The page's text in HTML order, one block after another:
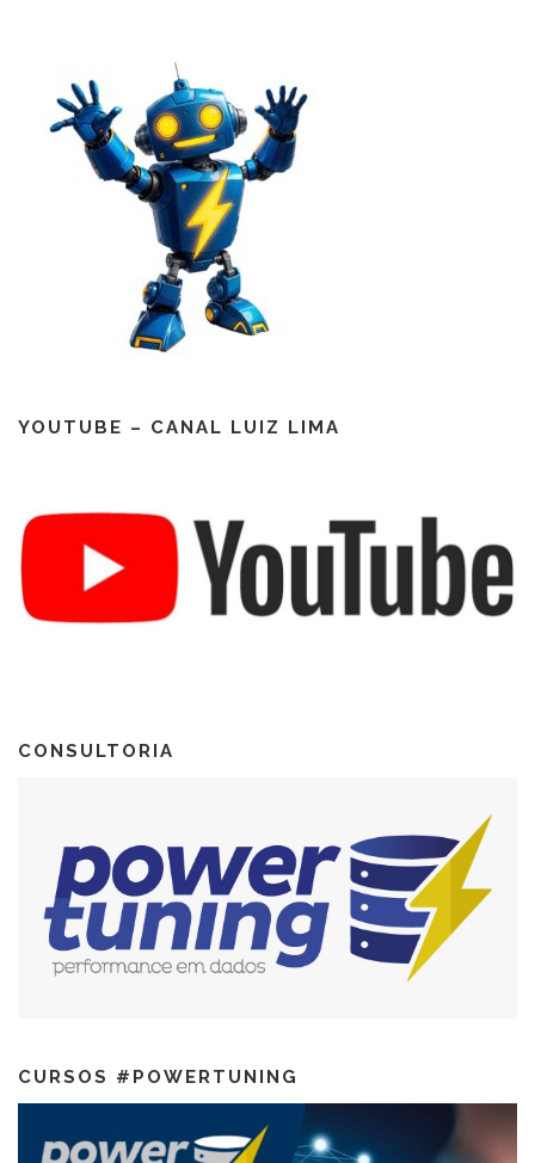
YOUTUBE – CANAL LUIZ LIMA
CONSULTORIA
CURSOS #POWERTUNING